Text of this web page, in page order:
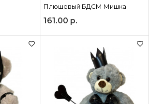
Плюшевый БДСМ Мишка
161.00 р.